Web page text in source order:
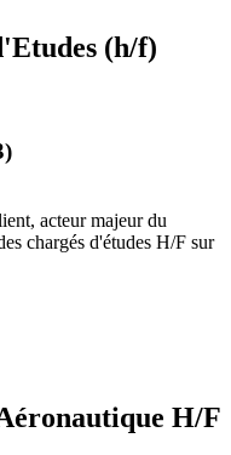
(h/f)
acteur majeur du
chargés d'études H/F sur
H/F